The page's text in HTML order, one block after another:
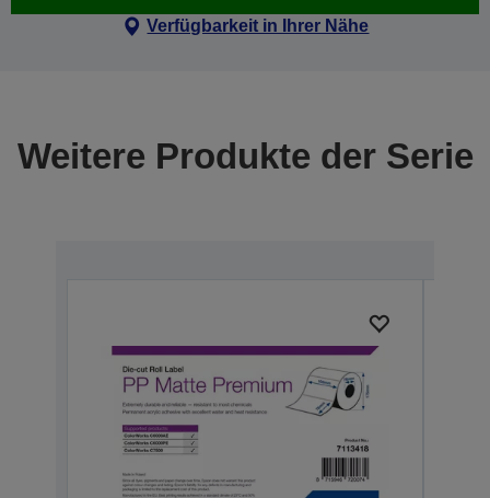
Verfügbarkeit in Ihrer Nähe
Weitere Produkte der Serie